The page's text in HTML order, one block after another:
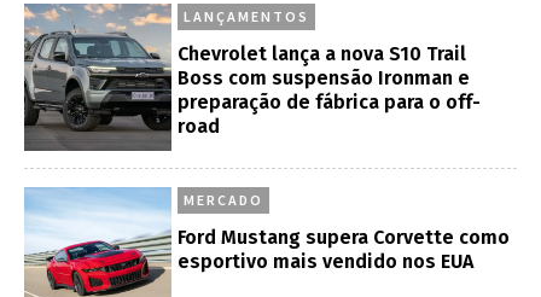
LANÇAMENTOS
Chevrolet lança a nova S10 Trail
Boss com suspensão Ironman e
preparação de fábrica para o off-
road
MERCADO
Ford Mustang supera Corvette como
esportivo mais vendido nos EUA